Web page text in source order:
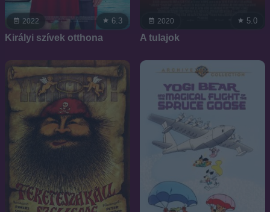
2022 6.3
Királyi szívek otthona
2020 5.0
A tulajok